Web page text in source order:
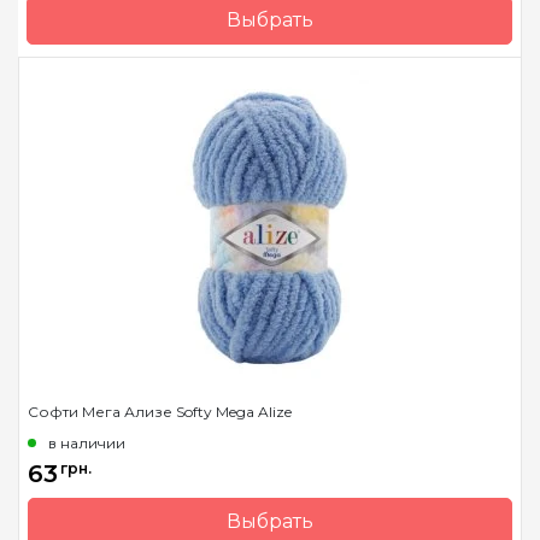
Выбрать
Бренд
Alize
Софти Мега Ализе Softy Mega Alize
в наличии
63 грн.
Выбрать